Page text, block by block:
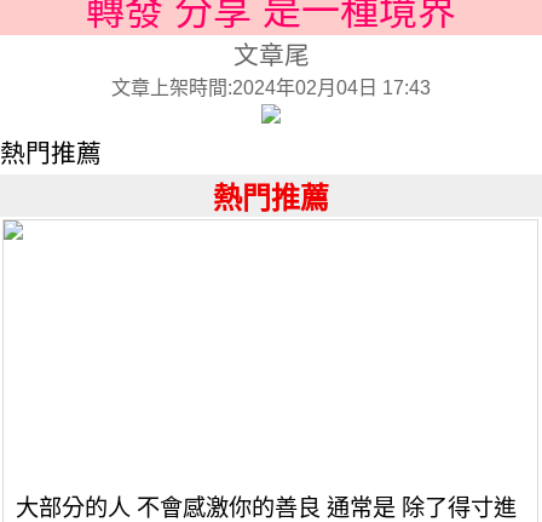
轉發 分享 是一種境界
文章尾
文章上架時間:2024年02月04日 17:43
熱門推薦
熱門推薦
大部分的人 不會感激你的善良 通常是 除了得寸進